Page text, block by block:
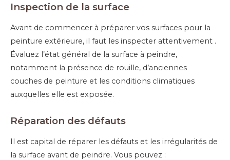
Inspection de la surface
Avant de commencer à préparer vos surfaces pour la
peinture extérieure, il faut les inspecter attentivement .
Évaluez l’état général de la surface à peindre,
notamment la présence de rouille, d’anciennes
couches de peinture et les conditions climatiques
auxquelles elle est exposée.
Réparation des défauts
Il est capital de réparer les défauts et les irrégularités de
la surface avant de peindre. Vous pouvez :